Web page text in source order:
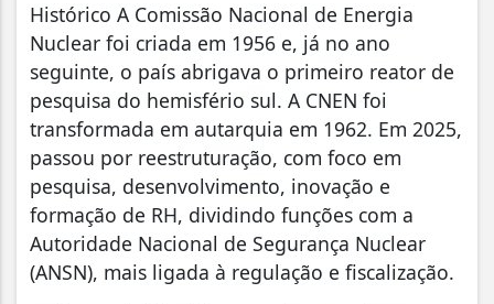
Histórico A Comissão Nacional de Energia
Nuclear foi criada em 1956 e, já no ano
seguinte, o país abrigava o primeiro reator de
pesquisa do hemisfério sul. A CNEN foi
transformada em autarquia em 1962. Em 2025,
passou por reestruturação, com foco em
pesquisa, desenvolvimento, inovação e
formação de RH, dividindo funções com a
Autoridade Nacional de Segurança Nuclear
(ANSN), mais ligada à regulação e fiscalização.